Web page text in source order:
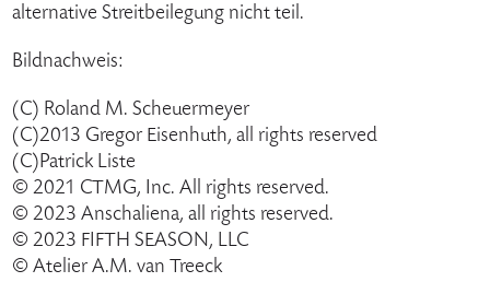
alternative Streitbeilegung nicht teil.
Bildnachweis:
(C) Roland M. Scheuermeyer
(C)2013 Gregor Eisenhuth, all rights reserved
(C)Patrick Liste
© 2021 CTMG, Inc. All rights reserved.
© 2023 Anschaliena, all rights reserved.
© 2023 FIFTH SEASON, LLC
© Atelier A.M. van Treeck